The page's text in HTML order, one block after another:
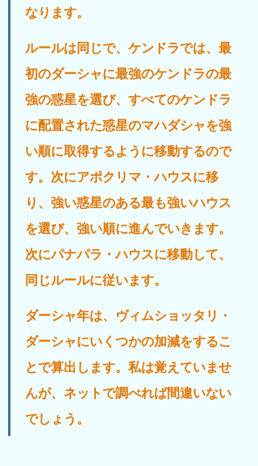
なります。
ルールは同じで、ケンドラでは、最
初のダーシャに最強のケンドラの最
強の惑星を選び、すべてのケンドラ
に配置された惑星のマハダシャを強
い順に取得するように移動するので
す。次にアポクリマ・ハウスに移
り、強い惑星のある最も強いハウス
を選び、強い順に進んでいきます。
次にパナパラ・ハウスに移動して、
同じルールに従います。
ダーシャ年は、ヴィムショッタリ・
ダーシャにいくつかの加減をするこ
とで算出します。私は覚えていませ
んが、ネットで調べれば間違いない
でしょう。